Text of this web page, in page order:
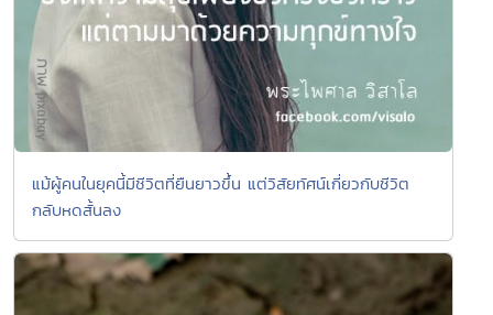
แม้ผู้คนในยุคนี้มีชีวิตที่ยืนยาวขึ้น แต่วิสัยทัศน์เกี่ยวกับชีวิต
กลับหดสั้นลง